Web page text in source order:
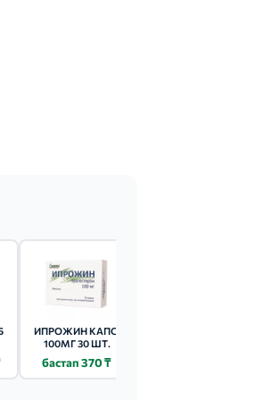
ИПРОЖИН КАПС.
100МГ 30 ШТ.
бастап 370 ₸